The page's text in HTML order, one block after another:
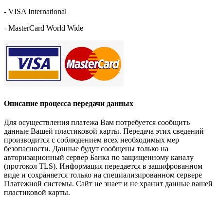
- VISA International
- MasterCard World Wide
Описание процесса передачи данных
Для осуществления платежа Вам потребуется сообщить
данные Вашей пластиковой карты. Передача этих сведений
производится с соблюдением всех необходимых мер
безопасности. Данные будут сообщены только на
авторизационный сервер Банка по защищенному каналу
(протокол TLS). Информация передается в зашифрованном
виде и сохраняется только на специализированном сервере
Платежной системы. Сайт не знает и не хранит данные вашей
пластиковой карты.